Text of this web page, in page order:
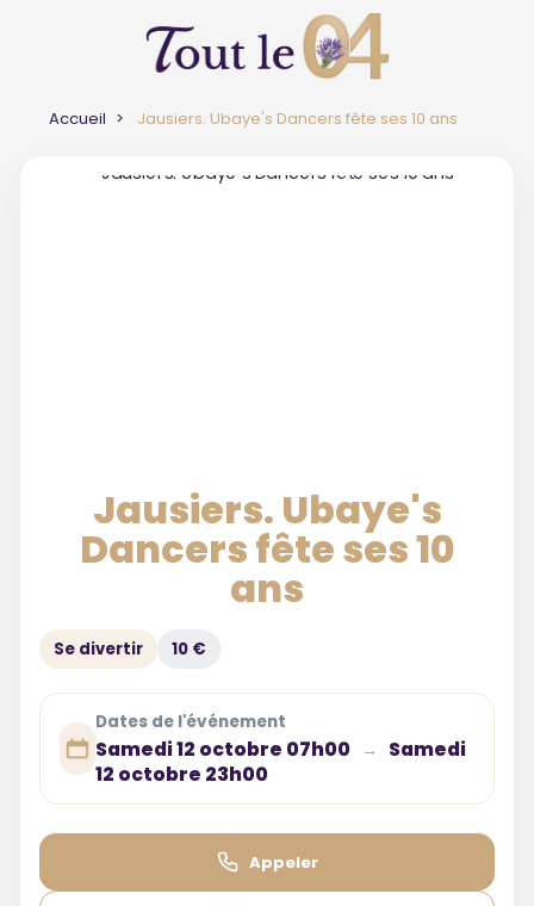
Accueil Jausiers. Ubaye's Dancers fête ses 10 ans
Jausiers. Ubaye's
Dancers fête ses 10
ans
Se divertir 10 €
Dates de l'événement
Samedi 12 octobre 07h00 →
Samedi
12 octobre 23h00
Appeler